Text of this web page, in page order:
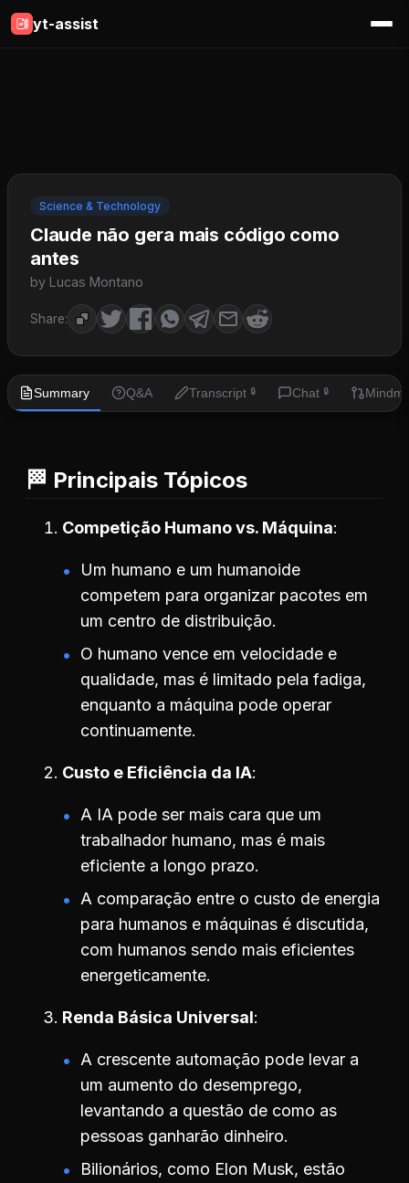
yt-assist
Science & Technology
Claude não gera mais código como
antes
by Lucas Montano
Share:
Summary Q&A Transcript 🔒 Chat 🔒
🏁 Principais Tópicos
Competição Humano vs. Máquina
Um humano e um humanoide
competem para organizar pacotes em
um centro de distribuição.
O humano vence em velocidade e
qualidade, mas é limitado pela fadiga,
enquanto a máquina pode operar
continuamente.
Custo e Eficiência da IA
A IA pode ser mais cara que um
trabalhador humano, mas é mais
eficiente a longo prazo.
A comparação entre o custo de energia
para humanos e máquinas é discutida,
com humanos sendo mais eficientes
energeticamente.
Renda Básica Universal
A crescente automação pode levar a
um aumento do desemprego,
levantando a questão de como as
pessoas ganharão dinheiro.
Bilionários, como Elon Musk, estão